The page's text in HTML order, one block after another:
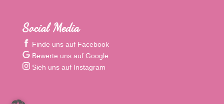
Social Media
Finde uns auf Facebook
Bewerte uns auf Google
Sieh uns auf Instagram